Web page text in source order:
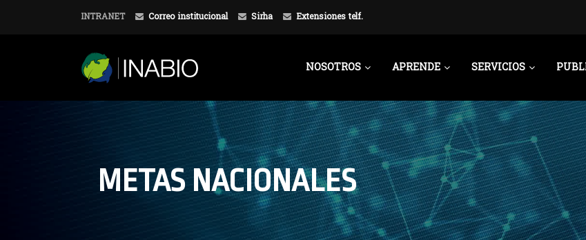
INTRANET Correo institucional Sirha Extensiones telf.
NOSOTROS APRENDE SERVICIOS
METAS NACIONALES